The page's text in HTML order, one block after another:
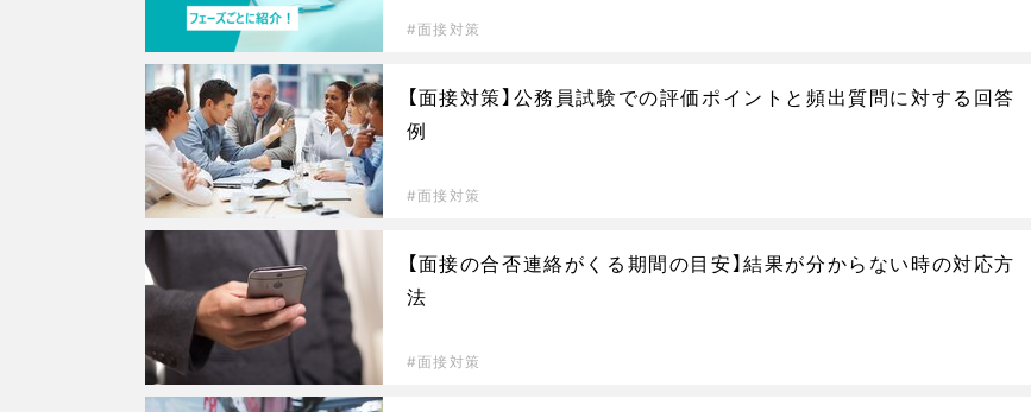
面接対策
【面接対策】公務員試験での評価ポイントと頻出質問に対する回答
例
面接対策
【面接の合否連絡がくる期間の目安】結果が分からない時の対応方
法
面接対策